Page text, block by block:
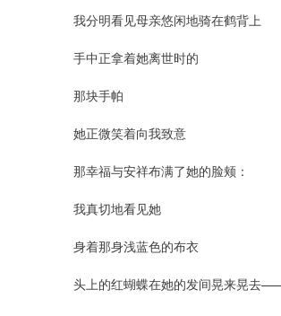
我分明看见母亲悠闲地骑在鹤背上
手中正拿着她离世时的
那块手帕
她正微笑着向我致意
那幸福与安祥布满了她的脸颊：
我真切地看见她
身着那身浅蓝色的布衣
头上的红蝴蝶在她的发间晃来晃去